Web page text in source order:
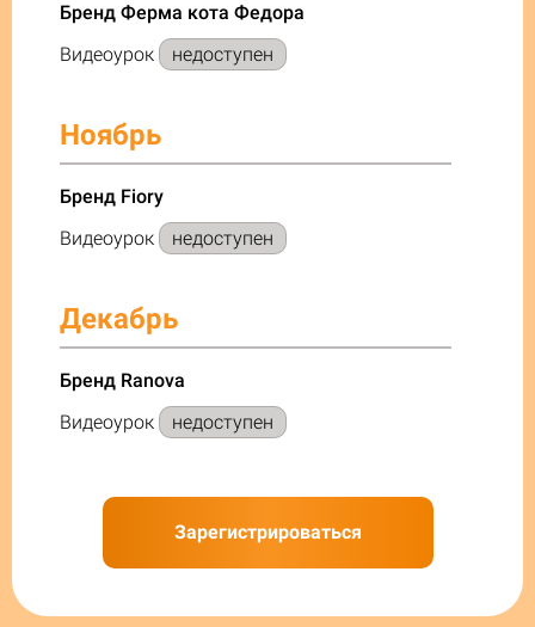
Бренд Ферма кота Федора
Видеоурок
недоступен
Ноябрь
Бренд Fiory
Видеоурок
недоступен
Декабрь
Бренд Ranova
Видеоурок
недоступен
Зарегистрироваться